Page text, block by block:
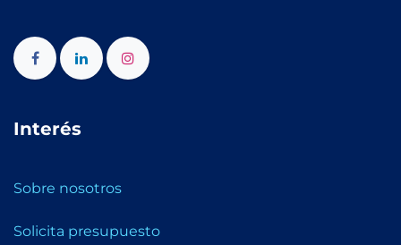
Interés
Sobre nosotros
Solicita presupuesto